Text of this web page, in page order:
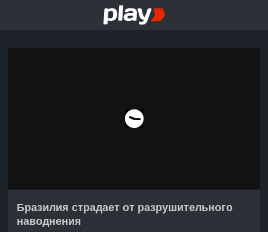
Бразилия страдает от разрушительного
наводнения